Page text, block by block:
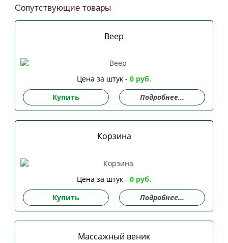
Сопутствующие товары
Веер
Цена за штук - 0 руб.
Купить
Подробнее...
Корзина
Цена за штук - 0 руб.
Купить
Подробнее...
Массажный веник